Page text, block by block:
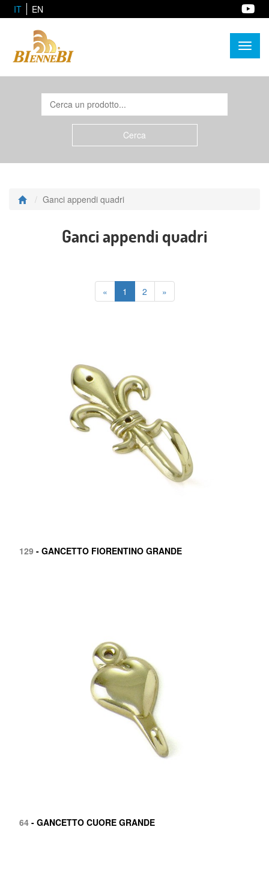
IT EN
Ganci appendi quadri
Ganci appendi quadri
« 1 2 »
129 - GANCETTO FIORENTINO GRANDE
64- GANCETTO CUORE GRANDE